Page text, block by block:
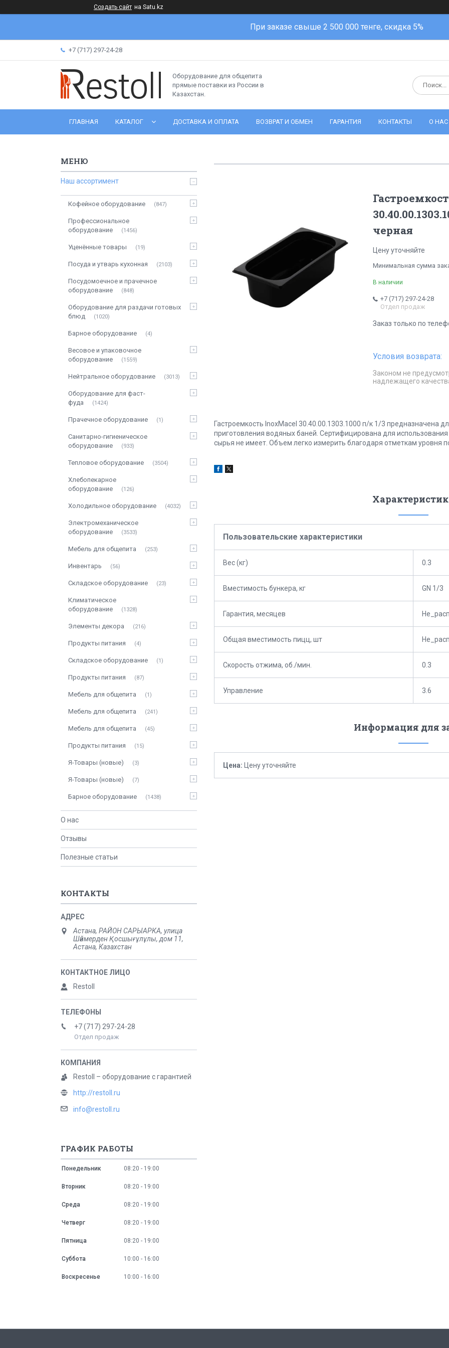
Создать сайт на Satu.kz
При заказе свыше 2 500 000 тенге, скидка 5%
+7 (717) 297-24-28
Оборудование для общепита
прямые поставки из России в
Казахстан.
ГЛАВНАЯ КАТАЛОГ ДОСТАВКА И ОПЛАТА ВОЗВРАТ И ОБМЕН ГАРАНТИЯ КОНТАКТЫ О НАС
черная
Цену уточняйте
Минимальная сумма
В наличии
+7 (717) 297-24-28
Отдел продаж
Заказ только по
Законом не
надлежащего
Гастроемкость InoxMacel 30.40.00.1303.1000 п/к 1/3 предназначена
приготовления водяных баней. Сертифицирована для
сырья не имеет. Объем легко измерить благодаря отметкам
Пользовательские характеристики
Вес (кг) 0.3
Вместимость бункера, кг GN 1/3
Гарантия, месяцев
Общая вместимость пицц, шт
Скорость отжима, об./мин. 0.3
Управление 3.6
Информация для
Цена: Цену уточняйте
Наш ассортимент
Кофейное оборудование 847
Профессиональное
оборудование
1456
Уценённые товары 19
Посуда и утварь кухонная 2103
Посудомоечное и прачечное
оборудование
848
Оборудование для раздачи готовых
блюд
1020
Барное оборудование 4
Весовое и упаковочное
оборудование
1559
Нейтральное оборудование 3013
Оборудование для фаст-
фуда
1424
Прачечное оборудование 1
Санитарно-гигиеническое
оборудование
933
Тепловое оборудование 3504
Хлебопекарное
оборудование
126
Холодильное оборудование 4032
Электромеханическое
оборудование
3533
Мебель для общепита 253
Инвентарь 56
Складское оборудование 23
Климатическое
оборудование
1328
Элементы декора 216
Продукты питания 4
Складское оборудование 1
Продукты питания 87
Мебель для общепита 1
Мебель для общепита 241
Мебель для общепита 45
Продукты питания 15
Я-Товары (новые) 3
Я-Товары (новые) 7
Барное оборудование 1438
О нас
Отзывы
Полезные статьи
КОНТАКТЫ
Астана, РАЙОН САРЫАРКА, улица
Шәймерден Қосшығұлұлы, дом 11,
Астана, Казахстан
Restoll
+7 (717) 297-24-28
Отдел продаж
Restoll – оборудование с гарантией
http://restoll.ru
info@restoll.ru
ГРАФИК РАБОТЫ
Понедельник 08:20 19:00
Вторник 08:20 19:00
Среда 08:20 19:00
Четверг 08:20 19:00
Пятница 08:20 19:00
Суббота 10:00 16:00
Воскресенье 10:00 16:00